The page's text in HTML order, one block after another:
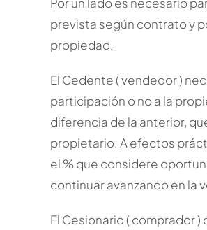
prevista según contrato y
propiedad.
El Cedente ( vendedor )
participación o no a la
diferencia de la anterior,
propietario. A efectos
el % que considere
continuar avanzando en la
El Cesionario ( comprador